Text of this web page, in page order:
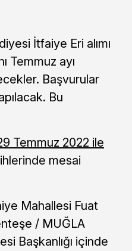
İtfaiye Eri alımı
Temmuz ayı
Başvurular
Bu
Temmuz 2022 ile
mesai
Mahallesi Fuat
/ MUĞLA
Başkanlığı içinde